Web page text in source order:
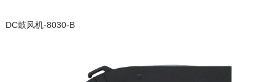
DC鼓风机-8030-B